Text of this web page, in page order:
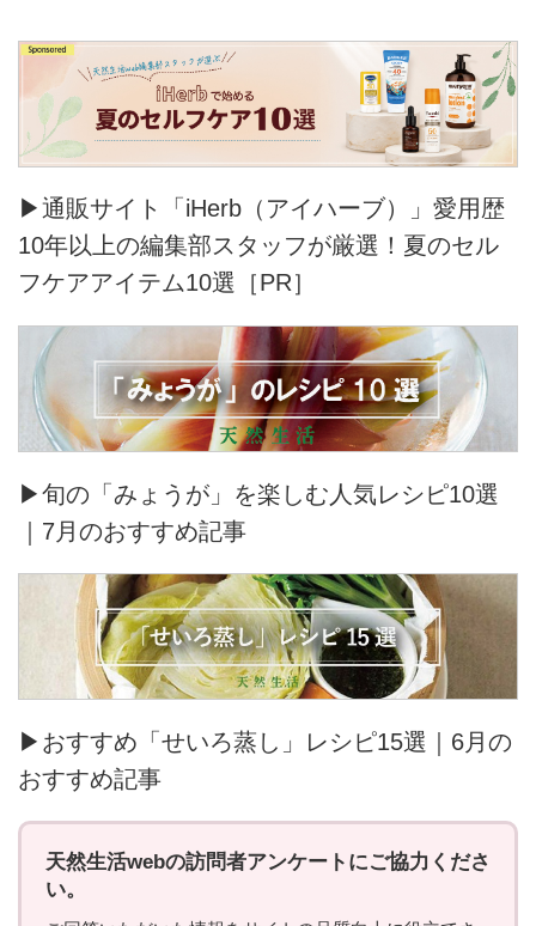
▶通販サイト「iHerb（アイハーブ）」愛用歴
10年以上の編集部スタッフが厳選！夏のセル
フケアアイテム10選［PR］
▶旬の「みょうが」を楽しむ人気レシピ10選
｜7月のおすすめ記事
▶おすすめ「せいろ蒸し」レシピ15選｜6月の
おすすめ記事